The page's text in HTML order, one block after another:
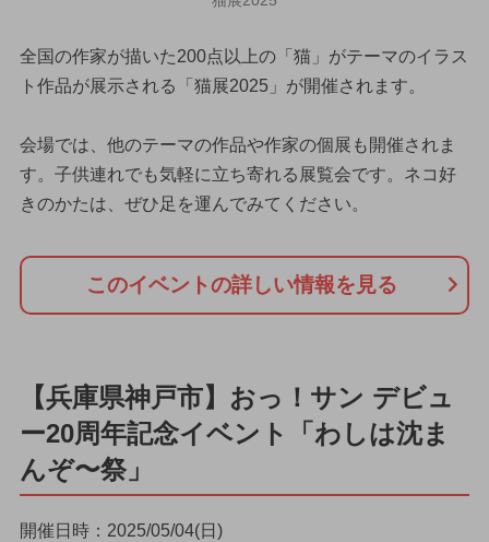
全国の作家が描いた200点以上の「猫」がテーマのイラス
ト作品が展示される「猫展2025」が開催されます。
会場では、他のテーマの作品や作家の個展も開催されま
す。子供連れでも気軽に立ち寄れる展覧会です。ネコ好
きのかたは、ぜひ足を運んでみてください。
このイベントの詳しい情報を見る
【兵庫県神戸市】おっ！サン デビュ
ー20周年記念イベント「わしは沈ま
んぞ〜祭」
開催日時：2025/05/04(日)